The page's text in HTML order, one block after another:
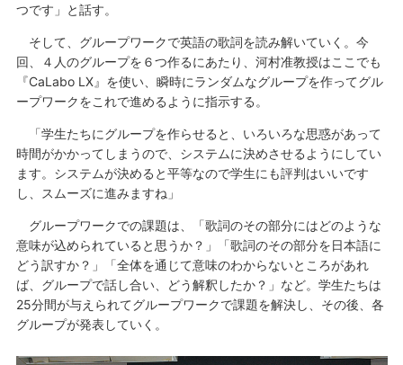
つです」と話す。
そして、グループワークで英語の歌詞を読み解いていく。今
回、４人のグループを６つ作るにあたり、河村准教授はここでも
『CaLabo LX』を使い、瞬時にランダムなグループを作ってグル
ープワークをこれで進めるように指示する。
「学生たちにグループを作らせると、いろいろな思惑があって
時間がかかってしまうので、システムに決めさせるようにしてい
ます。システムが決めると平等なので学生にも評判はいいです
し、スムーズに進みますね」
グループワークでの課題は、「歌詞のその部分にはどのような
意味が込められていると思うか？」「歌詞のその部分を日本語に
どう訳すか？」「全体を通じて意味のわからないところがあれ
ば、グループで話し合い、どう解釈したか？」など。学生たちは
25分間が与えられてグループワークで課題を解決し、その後、各
グループが発表していく。